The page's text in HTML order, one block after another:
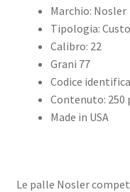
Marchio: Nosler
Tipologia:
Calibro: 22
Grani 77
Codice
Contenuto: 250
Made in USA
Le palle Nosler